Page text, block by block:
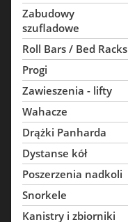
Zabudowy
szufladowe
Roll Bars / Bed Racks
Progi
Zawieszenia - lifty
Wahacze
Drążki Panharda
Dystanse kół
Poszerzenia nadkoli
Snorkele
Kanistry i zbiorniki